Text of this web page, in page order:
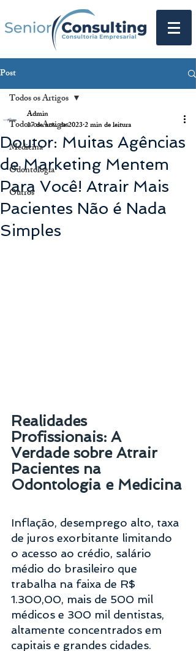
Post
Todos os Artigos
Medicina
Odontologia
Outros
Todos os Artigos
Doutor: Muitas Agências
de Marketing Mentem
Para Você! Atrair Mais
Pacientes Não é Nada
Simples
Admin
17 de nov. de 20232 min de leitura
Realidades
Profissionais: A
Verdade sobre Atrair
Pacientes na
Odontologia e Medicina
Inflação, desemprego alto, taxa
de juros exorbitante limitando
o acesso ao crédio, salário
médio do brasileiro que
trabalha na faixa de R$
1.300,00, mais de 500 mil
médicos e 300 mil dentistas,
altamente concentrados em
capitais e grandes cidades.